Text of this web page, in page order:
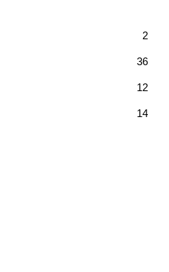
2
36
12
14